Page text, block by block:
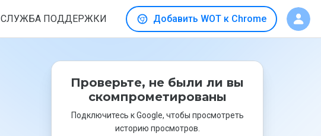
СЛУЖБА ПОДДЕРЖКИ Добавить WOT к Chrome
Проверьте, не были ли вы
скомпрометированы
Подключитесь к Google, чтобы просмотреть
историю просмотров.